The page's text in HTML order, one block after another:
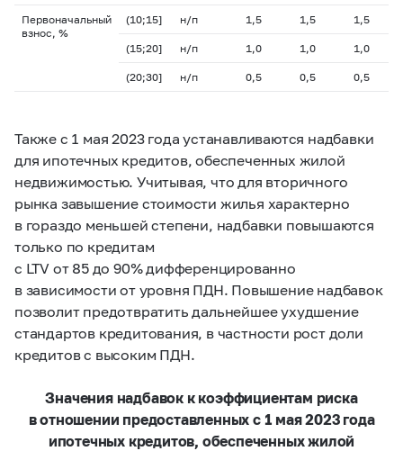
Первоначальный
взнос, %
(10;15] н/п 1,5 1,5 1,5
(15;20] н/п 1,0 1,0 1,0
(20;30] н/п 0,5 0,5 0,5
Также с 1 мая 2023 года устанавливаются надбавки
для ипотечных кредитов, обеспеченных жилой
недвижимостью. Учитывая, что для вторичного
рынка завышение стоимости жилья характерно
в гораздо меньшей степени, надбавки повышаются
только по кредитам
с LTV от 85 до 90% дифференцированно
в зависимости от уровня ПДН. Повышение надбавок
позволит предотвратить дальнейшее ухудшение
стандартов кредитования, в частности рост доли
кредитов с высоким ПДН.
Значения надбавок к коэффициентам риска
в отношении предоставленных с 1 мая 2023 года
ипотечных кредитов, обеспеченных жилой